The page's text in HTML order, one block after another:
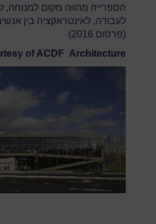
הספרייה מהווה מקום למנוחה,
לעבודה, לאינטראקציה בין
(פרסום 2016)
of ACDF Architecture